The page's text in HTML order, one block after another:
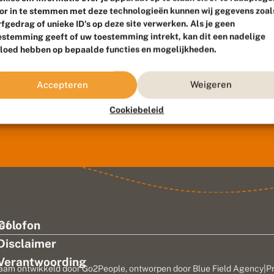
in te stemmen met deze technologieën kunnen wij gegevens
of unieke ID's op deze site verwerken. Als je geen
geeft of uw toestemming intrekt, kan dit een nadelige
hebben op bepaalde functies en mogelijkheden.
Accepteren Weigeren
Cookiebeleid
ontwikkeld doorGo2People, ontworpen door Blue Field Agency